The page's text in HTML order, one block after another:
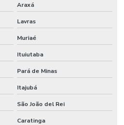
Araxá
Lavras
Muriaé
Ituiutaba
Pará de Minas
Itajubá
São João del Rei
Caratinga